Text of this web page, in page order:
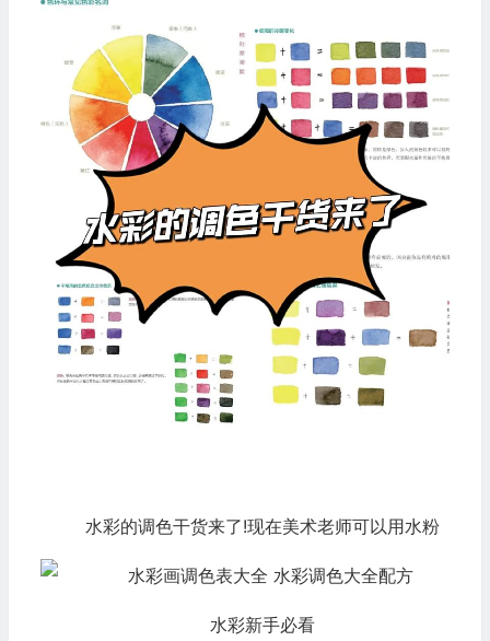
水彩的调色干货来了!现在美术老师可以用水粉
水彩新手必看